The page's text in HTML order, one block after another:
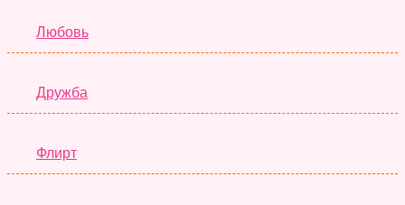
Любовь
Дружба
Флирт